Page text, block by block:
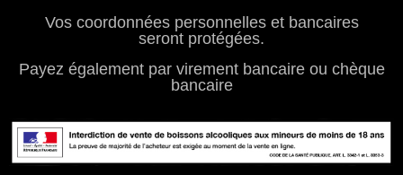
Vos coordonnées personnelles et bancaires
seront protégées.
Payez également par virement bancaire ou chèque
bancaire